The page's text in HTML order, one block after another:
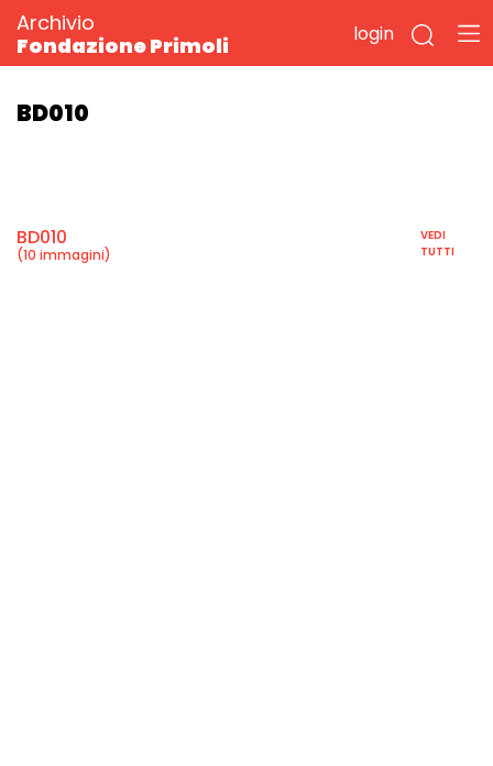
Archivio
Fondazione Primoli
login
BD010
BD010
(10 immagini)
VEDI
TUTTI